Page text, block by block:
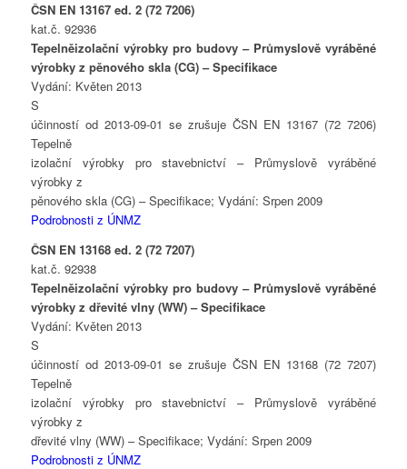
ČSN EN 13167 ed. 2 (72 7206)
kat.č. 92936
Tepelněizolační výrobky pro budovy – Průmyslově vyráběné
výrobky z pěnového skla (CG) – Specifikace
Vydání: Květen 2013
S
účinností od 2013-09-01 se zrušuje ČSN EN 13167 (72 7206)
Tepelně
izolační výrobky pro stavebnictví – Průmyslově vyráběné
výrobky z
pěnového skla (CG) – Specifikace; Vydání: Srpen 2009
Podrobnosti z ÚNMZ
ČSN EN 13168 ed. 2 (72 7207)
kat.č. 92938
Tepelněizolační výrobky pro budovy – Průmyslově vyráběné
výrobky z dřevité vlny (WW) – Specifikace
Vydání: Květen 2013
S
účinností od 2013-09-01 se zrušuje ČSN EN 13168 (72 7207)
Tepelně
izolační výrobky pro stavebnictví – Průmyslově vyráběné
výrobky z
dřevité vlny (WW) – Specifikace; Vydání: Srpen 2009
Podrobnosti z ÚNMZ